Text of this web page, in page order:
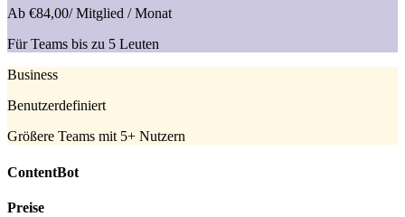
Ab €84,00/ Mitglied / Monat
Für Teams bis zu 5 Leuten
Business
Benutzerdefiniert
Größere Teams mit 5+ Nutzern
ContentBot
Preise